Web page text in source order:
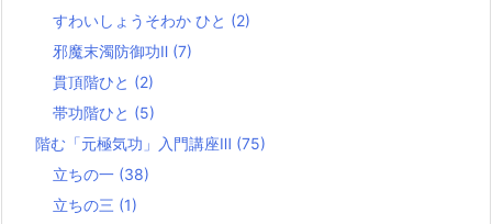
すわいしょうそわか ひと (2)
邪魔末濁防御功Ⅱ (7)
貫頂階ひと (2)
帯功階ひと (5)
階む「元極気功」入門講座Ⅲ (75)
立ちの一 (38)
立ちの三 (1)